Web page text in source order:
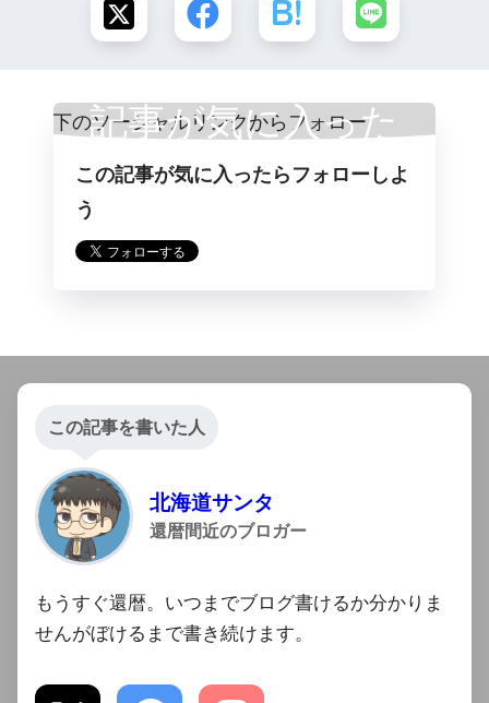
記事が気に入った
らフォロー
この記事が気に入ったらフォローしよ
う
この記事を書いた人
北海道サンタ
還暦間近のブロガー
もうすぐ還暦。いつまでブログ書けるか分かりま
せんがぼけるまで書き続けます。